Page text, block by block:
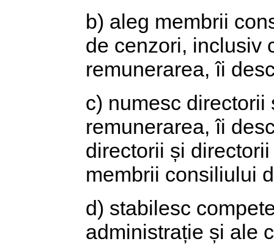
b) aleg membrii
de cenzori, inclusiv
remunerarea, îi
c) numesc
remunerarea, îi
directorii și
membrii consiliului
d) stabilesc
administrație și ale